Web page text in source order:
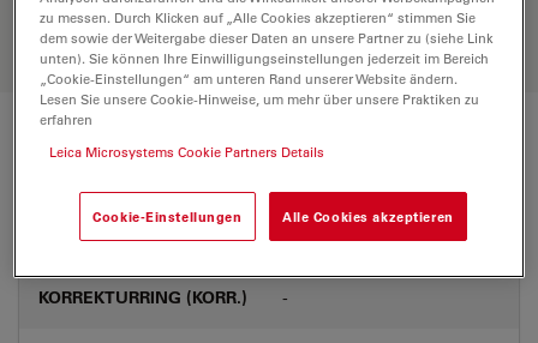
und finden Sie die beste Lösung für
Ihre Anforderungen.
Technische Daten
Produktnummer
KORREKTURRING (KORR.) -
zu messen. Durch Klicken auf „Alle Cookies akzeptieren“ stimmen Sie
dem sowie der Weitergabe dieser Daten an unsere Partner zu (siehe Link
unten). Sie können Ihre Einwilligungseinstellungen jederzeit im Bereich
„Cookie-Einstellungen“ am unteren Rand unserer Website ändern.
Lesen Sie unsere Cookie-Hinweise, um mehr über unsere Praktiken zu
erfahren
Leica Microsystems Cookie Partners Details
Cookie-Einstellungen Alle Cookies akzeptieren